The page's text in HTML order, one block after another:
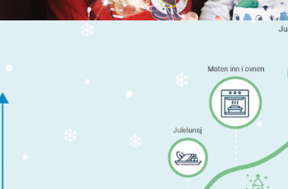
23. nov. 2025
Denne timen bruker vi mest
Kan du gjette hvilken time i året vi
Les mer